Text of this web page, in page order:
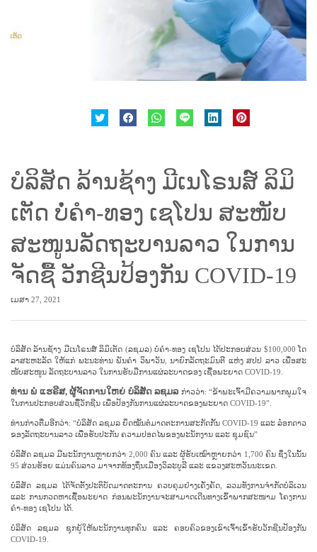
ບໍ​ລິ​ສັດ ລ້ານ​ຊ້າງ ມີເນ​ໂຣນ​ສ໌ ລິ​ມິ​
ເຕັດ ບໍ່​ຄຳ-ທອງ​ ເຊ​ໂປນ ສະ​ໜັບ​
ສະ​ໜູນ​ລັດ​ຖະ​ບານ​ລາວ ໃນ​ການ​
ຈັດ​ຊື້ ວັກ​ຊີນ​ປ້ອງ​ກັນ COVID-19 ​
ເມສາ 27, 2021
​ບໍ​ລິ​ສັດ ລ້ານ​ຊ້າງ ມີເນ​ໂຣນ​ສ໌ ລິ​ມິ​ເຕັດ (ລ​ຊມ​ລ) ບໍ່​ຄຳ-ທອງ ເຊ​ໂປນ ໄດ້ປະ​ກອບ​ສ່ວນ $100,000 ໂດ​
ລາ​ສະ​ຫະ​ລັດ ໃຫ້​ແກ່​ ພະ​ນະ​ທ່ານ ພັນ​ຄຳ ວິ​ພາ​ວັນ, ນາ​ຍົກ​ລັດ​ຖະ​ມົນ​ຕີ​ ແຫ່ງ ສ​ປ​ປ ລາວ ເພື່ອ​ສະ​
ໜັບ​ສະ​ໜູນ ລັດ​ຖະ​ບານ​ລາວ ໃນ​ການ​ຮັບ​ມື​ການ​ແຜ່​ລະ​ບາດ​ຂອງ ເຊື້ອ​ພະ​ຍາດ COVID-19.
ທ່ານ ພໍ​ ແຮຣີ​ສ, ຜູ້​ຈັດ​ການ​ໃຫຍ່ ບໍ​ລິ​ສັດ ລ​ຊມ​ລ ກ່າວ​ວ່າ: “ຂ້າ​ພະ​ເຈົ້າ​ມີ​ຄວາມ​ພາກ​ພູມ​ໃຈ
ໃນ​ການ​ປະ​ກອບ​ສ່ວນ​ຊື້​ວັກ​ຊີນ​ ເພື່ອ​ປ້ອງ​ກັນ​ການ​ແຜ່​ລະ​ບາດຂອງພະ​ຍາດ COVID-19”.
ທ່ານ​ກ່າວ​ຕື່ມ​ອີກວ່າ: “ບໍ​ລິ​ສັດ ລ​ຊມ​ລ ຍຶດ​ໝັ້ນ​ຕໍ່​ມາດ​ຕະ​ການສະ​ກັດ​ກັ້ນ COVID-19 ແລ​ະ ລ໋ອກ​ດາວ​
ຂອງ​ລັດ​ຖະ​ບານ​ລາວ ເພື່ອ​ຮັບ​ປະ​ກັນ ຄວາມ​ປອດ​ໄພ​ຂອງ​ພະ​ນັກ​ງານ ແລະ ຊຸມ​ຊົນ”
​ບໍ​ລິ​ສັດ ລ​ຊມ​ລ ມີ​ພະ​ນັກ​ງານຫຼາຍກວ່າ 2,000 ຄົນ ແລະ ຜູ້​ຮັບ​ເໝົາຫຼາຍກ​ວ່າ 1,700 ຄົນ ຊຶ່ງ​ໃນ​ນັ້ນ
95 ສ່ວນ​ຮ້ອຍ ແມ່ນ​ຄົນ​ລາວ ມາ​ຈາກ​ທ້ອງ​ຖິ່ນ​ເມືອງວິ​ລະ​ບູ​ລີ ແລະ ແຂ​ວງ​ສະ​ຫວັນ​ນະ​ເຂດ.
ບໍ​ລິ​ສັດ ລ​ຊມ​ລ ໄດ້​ຈັດ​ຕັ້ງ​ປະ​ຕິ​ບັດ​ມາດ​ຕະ​ການ ຄວບ​ຄຸມ​ຢ່າງ​ເຄັ່ງ​ຄັດ, ລວມ​ທັງ​ກ​ານຈຳ​ກັດ​ບໍ​ລິ​ເວນ
ແລະ ການກວດ​ຫາ​ເຊື້ອ​ພະ​ຍາດ ກ່ອນ​ພະ​ນັກ​ງານ​ຈະ​ສາ​ມາດ​ເດີນ​ທາງ​ເຂົ້າ​ພາກ​ສະ​ໜາມ ໂຄງ​ການ​
ຄຳ-ທອງ​ ເຊ​ໂປນ ໄດ້.
ບໍ​ລິ​ສັດ ລ​ຊມ​ລ ຊຸກ​ຍູ້​ໃຫ້​ພະ​ນັກ​ງາ​ນ​ທຸກ​ຄົນ ແລະ ຄ​ອບ​ຄົວ​ຂອງ​ເຂົາ​ເຈົ້າ​ເຂົ້າ​ຮັບ​ວັກ​ຊີນ​ປ້ອງ​ກັນ
COVID-19.